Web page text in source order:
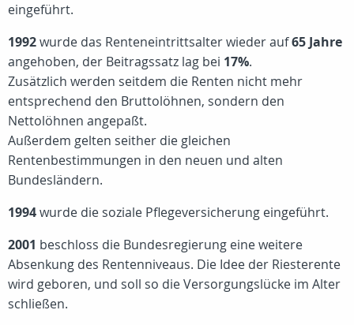
eingeführt.
1992wurde das Renteneintrittsalter wieder auf65 Jahre
angehoben, der Beitragssatz lag bei 17%.
Zusätzlich werden seitdem die Renten nicht mehr
entsprechend den Bruttolöhnen, sondern den
Nettolöhnen angepaßt.
Außerdem gelten seither die gleichen
Rentenbestimmungen in den neuen und alten
Bundesländern.
1994wurde die soziale Pflegeversicherung eingeführt.
2001 beschloss die Bundesregierung eine weitere
Absenkung des Rentenniveaus. Die Idee der Riesterente
wird geboren, und soll so die Versorgungslücke im Alter
schließen.